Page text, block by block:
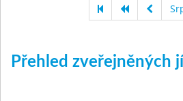
Přehled zveřejněných